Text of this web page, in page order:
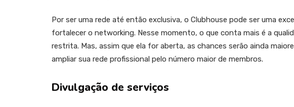
Por ser uma rede até então exclusiva, o Clubhouse pode ser uma
fortalecer o networking. Nesse momento, o que conta mais é a
restrita. Mas, assim que ela for aberta, as chances serão ainda
ampliar sua rede profissional pelo número maior de membros.
Divulgação de serviços